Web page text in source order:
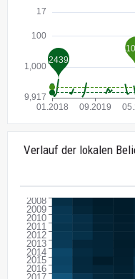
Verlauf der lokalen